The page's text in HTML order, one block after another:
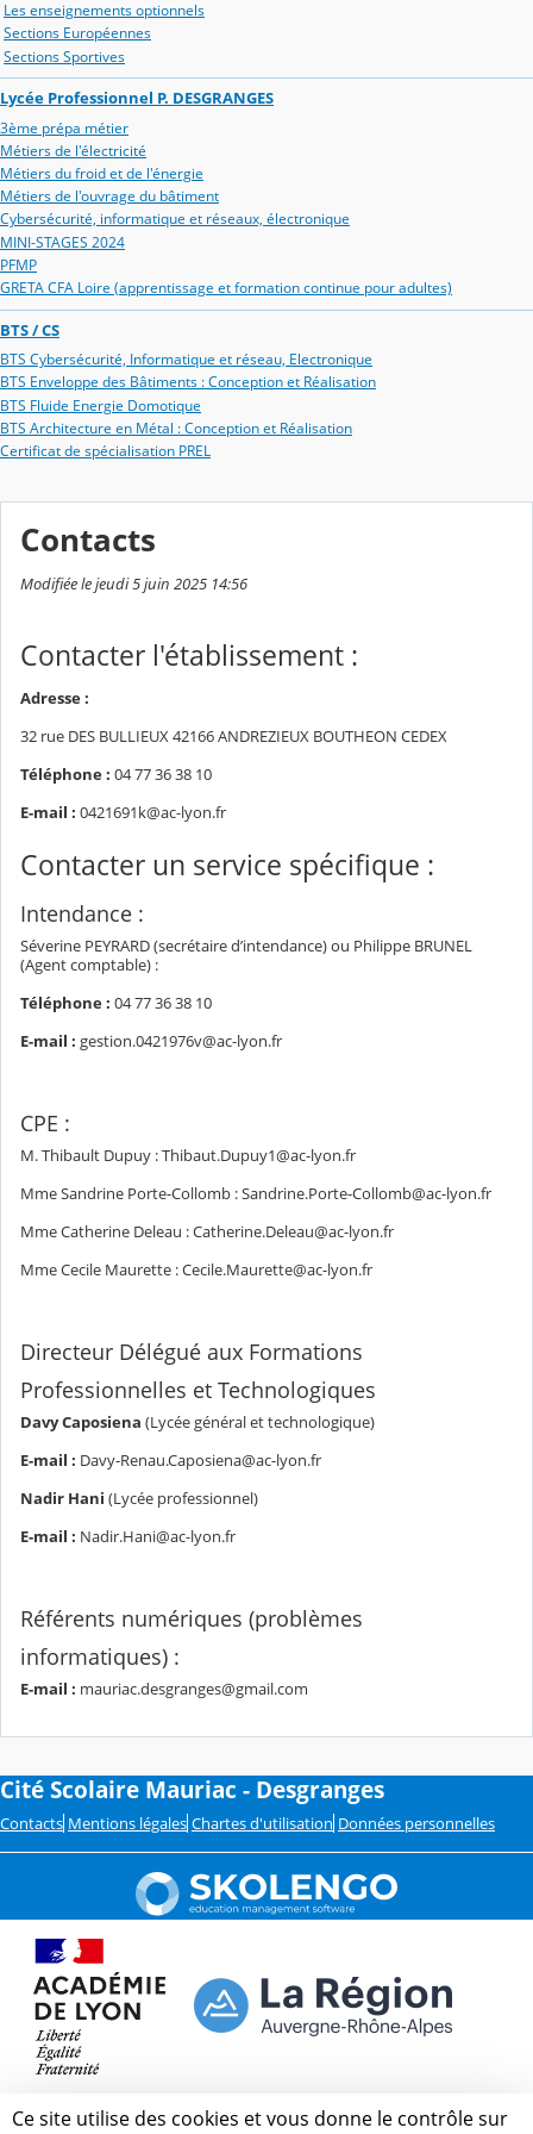
Les enseignements optionnels
Sections Européennes
Sections Sportives
Lycée Professionnel P. DESGRANGES
3ème prépa métier
Métiers de l'électricité
Métiers du froid et de l'énergie
Métiers de l'ouvrage du bâtiment
Cybersécurité, informatique et réseaux, électronique
MINI-STAGES 2024
PFMP
GRETA CFA Loire (apprentissage et formation continue pour adultes)
BTS / CS
BTS Cybersécurité, Informatique et réseau, Electronique
BTS Enveloppe des Bâtiments : Conception et Réalisation
BTS Fluide Energie Domotique
BTS Architecture en Métal : Conception et Réalisation
Certificat de spécialisation PREL
Contacts
Modifiée le jeudi 5 juin 2025 14:56
Contacter l'établissement :
Adresse :
32 rue DES BULLIEUX 42166 ANDREZIEUX BOUTHEON CEDEX
Téléphone : 04 77 36 38 10
E-mail : 0421691k@ac-lyon.fr
Contacter un service spécifique :
Intendance :
Séverine PEYRARD (secrétaire d’intendance) ou Philippe BRUNEL
(Agent comptable) :
Téléphone : 04 77 36 38 10
E-mail : gestion.0421976v@ac-lyon.fr
CPE :
M. Thibault Dupuy : Thibaut.Dupuy1@ac-lyon.fr
Mme Sandrine Porte-Collomb : Sandrine.Porte-Collomb@ac-lyon.fr
Mme Catherine Deleau : Catherine.Deleau@ac-lyon.fr
Mme Cecile Maurette : Cecile.Maurette@ac-lyon.fr
Directeur Délégué aux Formations
Professionnelles et Technologiques
Davy Caposiena (Lycée général et technologique)
E-mail : Davy-Renau.Caposiena@ac-lyon.fr
Nadir Hani (Lycée professionnel)
E-mail : Nadir.Hani@ac-lyon.fr
Référents numériques (problèmes
informatiques) :
E-mail : mauriac.desgranges@gmail.com
Cité Scolaire Mauriac - Desgranges
Contacts Mentions légales Chartes d'utilisation Données personnelles
Ce site utilise des cookies et vous donne le contrôle sur